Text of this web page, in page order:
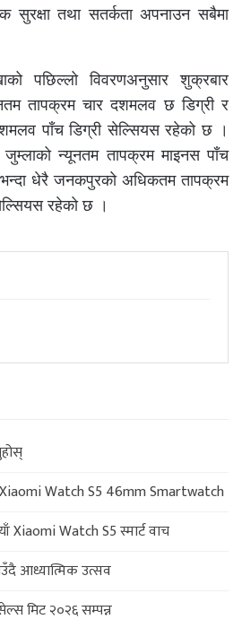
सुरक्षा तथा सतर्कता अपनाउन सबैमा
पछिल्लो विवरणअनुसार शुक्रबार
तापक्रम चार दशमलव छ डिग्री र
पाँच डिग्री सेल्सियस रहेको छ ।
न्यूनतम तापक्रम माइनस पाँच
धेरै जनकपुरको अधिकतम तापक्रम
रहेको छ ।
Watch S5 46mm Smartwatch
Xiaomi Watch S5 स्मार्ट वाच
आध्यात्मिक उत्सव
मिट २०२६ सम्पन्न